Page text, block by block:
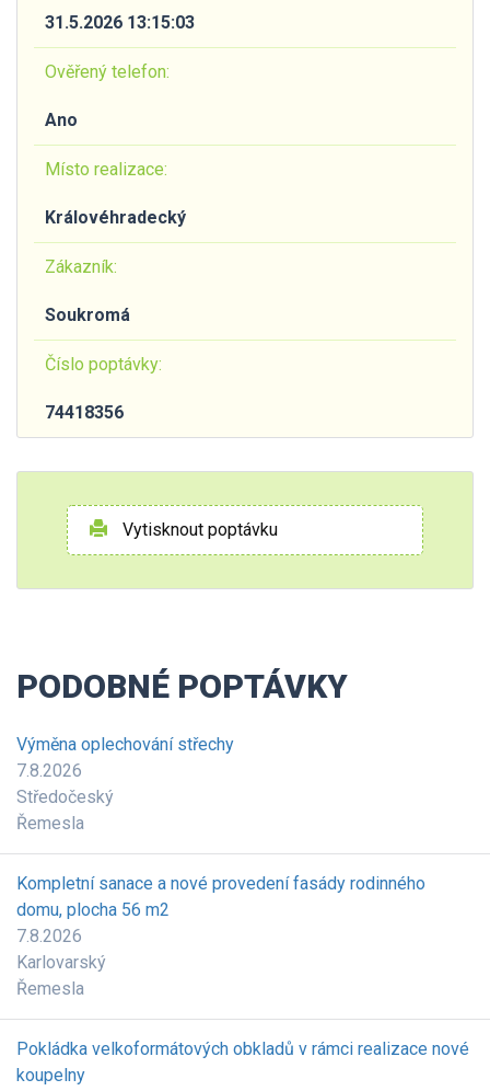
31.5.2026 13:15:03
Ověřený telefon:
Ano
Místo realizace:
Královéhradecký
Zákazník:
Soukromá
Číslo poptávky:
74418356
Vytisknout poptávku
PODOBNÉ POPTÁVKY
Výměna oplechování střechy
7.8.2026
Středočeský
Řemesla
Kompletní sanace a nové provedení fasády rodinného
domu, plocha 56 m2
7.8.2026
Karlovarský
Řemesla
Pokládka velkoformátových obkladů v rámci realizace nové
koupelny